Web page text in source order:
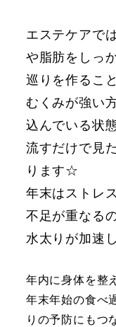
エステケアで
や脂肪をしっ
巡りを作るこ
むくみが強い
込んでいる状
流すだけで見
ります☆
年末はストレ
不足が重なるの
水太りが加速
年内に身体を整
年末年始の食べ
りの予防にもつ